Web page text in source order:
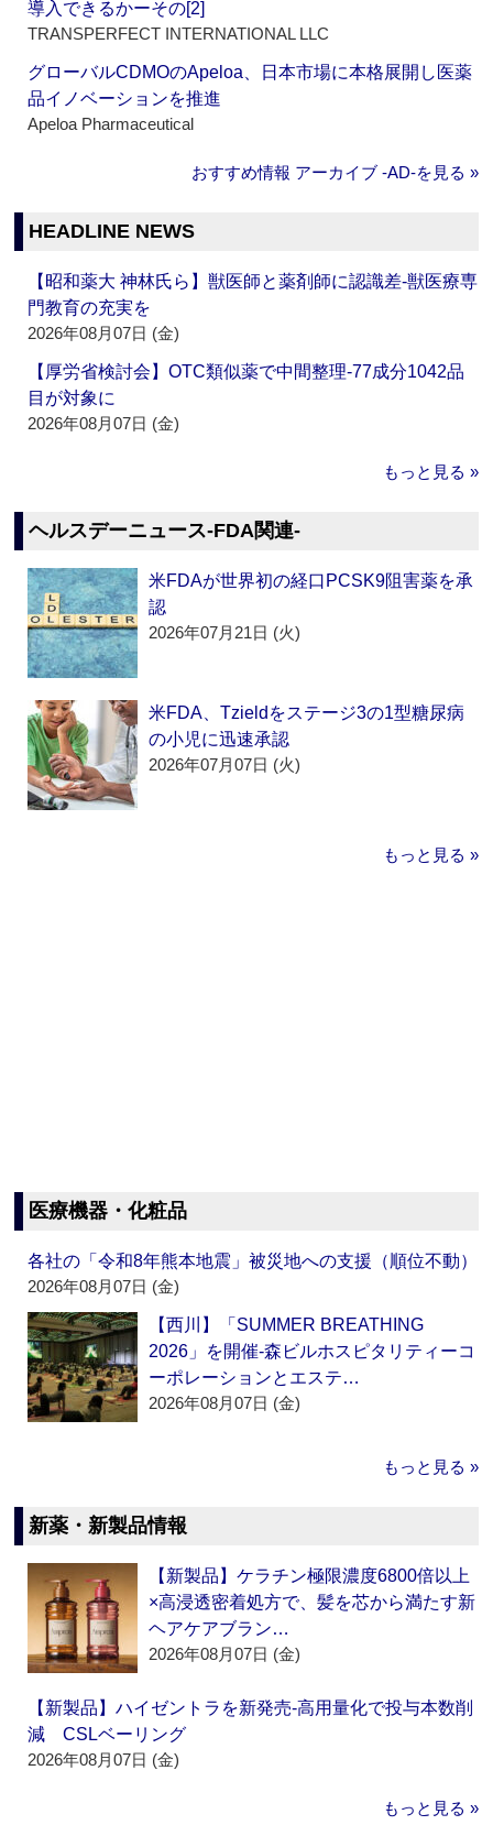
導入できるかーその[2]
TRANSPERFECT INTERNATIONAL LLC
グローバルCDMOのApeloa、日本市場に本格展開し医薬
品イノベーションを推進
Apeloa Pharmaceutical
おすすめ情報 アーカイブ ‐AD‐を見る »
HEADLINE NEWS
【昭和薬大 神林氏ら】獣医師と薬剤師に認識差‐獣医療専
門教育の充実を
2026年08月07日 (金)
【厚労省検討会】OTC類似薬で中間整理‐77成分1042品
目が対象に
2026年08月07日 (金)
もっと見る »
ヘルスデーニュース‐FDA関連‐
米FDAが世界初の経口PCSK9阻害薬を承
認
2026年07月21日 (火)
米FDA、Tzieldをステージ3の1型糖尿病
の小児に迅速承認
2026年07月07日 (火)
もっと見る »
医療機器・化粧品
各社の「令和8年熊本地震」被災地への支援（順位不動）
2026年08月07日 (金)
【西川】「SUMMER BREATHING
2026」を開催‐森ビルホスピタリティーコ
ーポレーションとエステ…
2026年08月07日 (金)
もっと見る »
新薬・新製品情報
【新製品】ケラチン極限濃度6800倍以上
×高浸透密着処方で、髪を芯から満たす新
ヘアケアブラン…
2026年08月07日 (金)
【新製品】ハイゼントラを新発売‐高用量化で投与本数削
減 CSLベーリング
2026年08月07日 (金)
もっと見る »